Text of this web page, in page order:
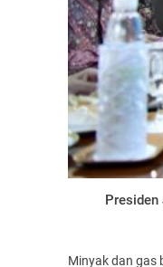
Minyak dan gas